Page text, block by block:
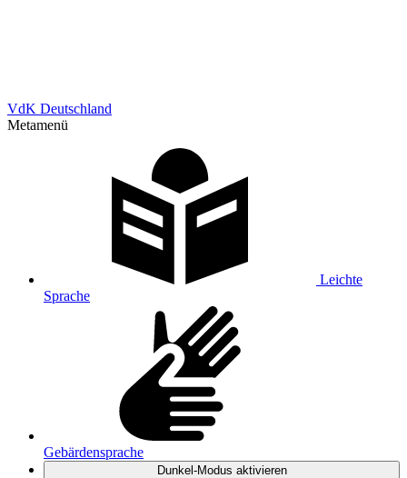
VdK Deutschland
Metamenü
Leichte
Sprache
Gebärdensprache
Dunkel-Modus aktivieren